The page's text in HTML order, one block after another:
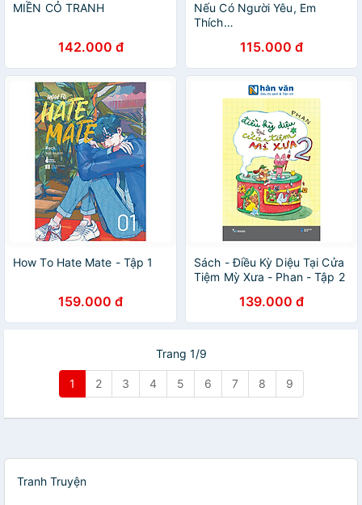
MIỀN CỎ TRANH
142.000 đ
Nếu Có Người Yêu, Em
Thích…
115.000 đ
How To Hate Mate - Tập 1
159.000 đ
Sách - Điều Kỳ Diệu Tại Cửa
Tiệm Mỳ Xưa - Phan - Tập 2
139.000 đ
Trang 1/9
1 2 3 4 5 6 7 8 9
Tranh Truyện